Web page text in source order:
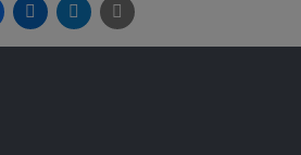
FacebookLinkedinTwitter E-mail